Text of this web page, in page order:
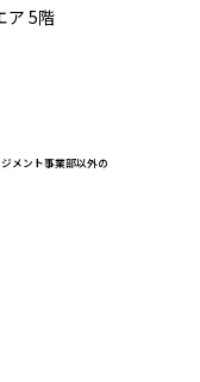
ア 5階
メント事業部以外の